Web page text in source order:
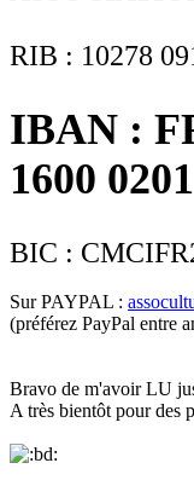
RIB : 10278
IBAN :
1600
BIC :
Sur PAYPAL :
(préférez PayPal entre
Bravo de m'avoir LU
A très bientôt pour des